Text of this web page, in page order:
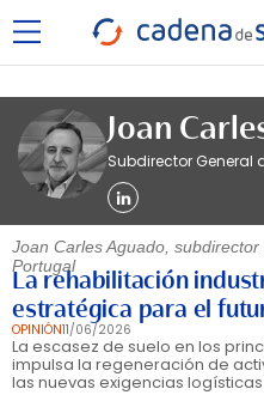
Joan
Subdirector General
Joan Carles Aguado,
Portugal
La rehabilitación
estratégica para el
OPINIÓN11/06/2026
La escasez de suelo en los
impulsa la regeneración de
las nuevas exigencias